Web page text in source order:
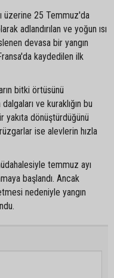
üzerine 25 Temmuz'da
adlandırılan ve yoğun ısı
devasa bir yangın
kaydedilen ilk
bitki örtüsünü
ve kuraklığın bu
yakıta dönüştürdüğünü
ise alevlerin hızla
temmuz ayı
başlandı. Ancak
nedeniyle yangın